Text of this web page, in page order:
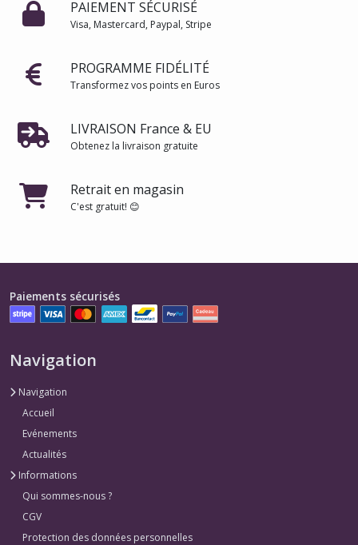
PAIEMENT SÉCURISÉ
Visa, Mastercard, Paypal, Stripe
PROGRAMME FIDÉLITÉ
Transformez vos points en Euros
LIVRAISON France & EU
Obtenez la livraison gratuite
Retrait en magasin
C'est gratuit! 😊
Paiements sécurisés
Navigation
Navigation
Accueil
Evénements
Actualités
Informations
Qui sommes-nous ?
CGV
Protection des données personnelles